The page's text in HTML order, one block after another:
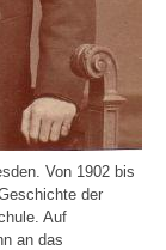
Von 1902 bis
der
Auf
an das